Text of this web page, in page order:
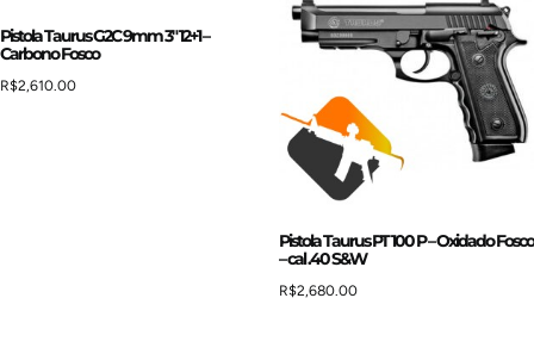
Pistola Taurus G2C 9mm 3″ 12+1 –
Carbono Fosco
R$2,610.00
Pistola Taurus PT 100 P – Oxidado Fosco
– cal .40 S&W
R$2,680.00